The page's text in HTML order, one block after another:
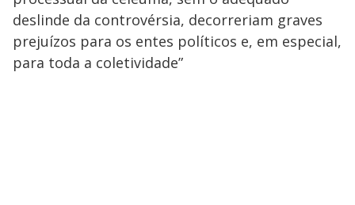
deslinde da controvérsia, decorreriam graves
prejuízos para os entes políticos e, em especial,
para toda a coletividade”